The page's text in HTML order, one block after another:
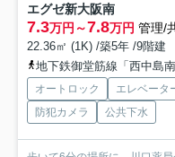
エグゼ新大阪南
7.3万円～7.8万円 管理/
22.36㎡ (1K) /築5年 /9階建
地下鉄御堂筋線「西中島
オートロック エレベータ
防犯カメラ
公共下水